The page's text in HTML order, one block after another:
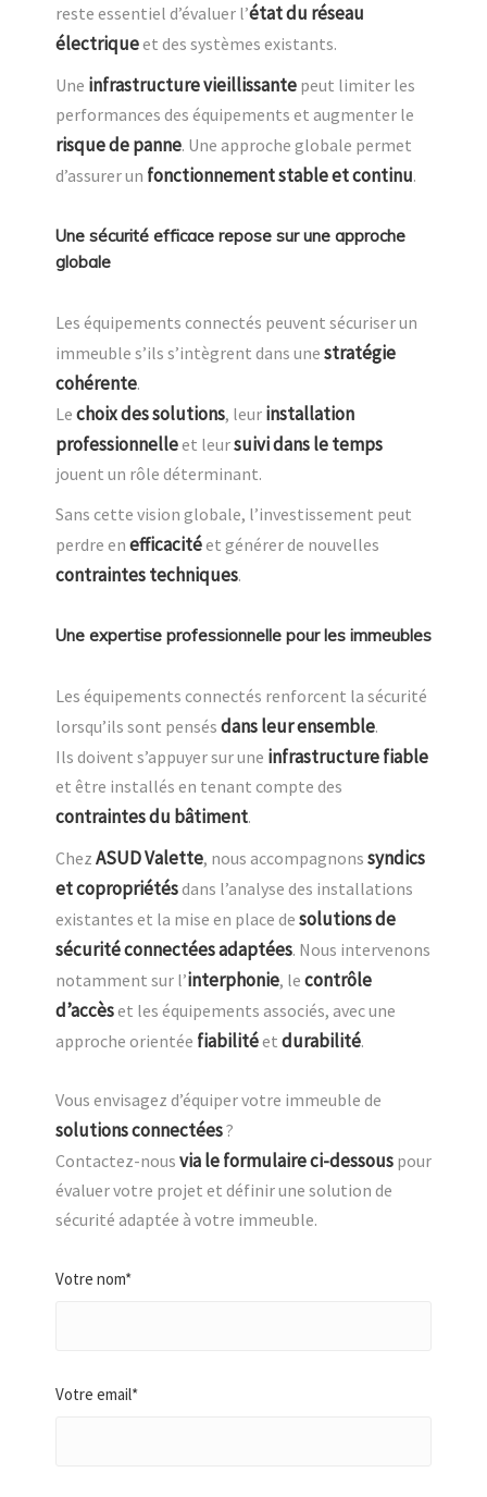
reste essentiel d’évaluer l’état du réseau
électriqueet des systèmes existants.
Une infrastructure vieillissante peut limiter les
performances des équipements et augmenter le
risque de panne. Une approche globale permet
d’assurer un fonctionnement stable et continu.
Une sécurité efficace repose sur une approche
globale
Les équipements connectés peuvent sécuriser un
immeuble s’ils s’intègrent dans une stratégie
cohérente.
Le choix des solutions, leur installation
professionnelleet leursuivi dans le temps
jouent un rôle déterminant.
Sans cette vision globale, l’investissement peut
perdre en efficacitéet générer de nouvelles
contraintes techniques.
Une expertise professionnelle pour les immeubles
Les équipements connectés renforcent la sécurité
lorsqu’ils sont pensés dans leur ensemble.
Ils doivent s’appuyer sur une infrastructure fiable
et être installés en tenant compte des
contraintes du bâtiment.
Chez ASUD Valette, nous accompagnons syndics
et copropriétésdans l’analyse des installations
existantes et la mise en place de solutions de
sécurité connectées adaptées. Nous intervenons
notamment sur l’interphonie, le contrôle
d’accèset les équipements associés, avec une
approche orientée fiabilitéet durabilité.
Vous envisagez d’équiper votre immeuble de
solutions connectées?
Contactez-nous via le formulaire ci-dessous pour
évaluer votre projet et définir une solution de
sécurité adaptée à votre immeuble.
Votre nom*
Votre email*